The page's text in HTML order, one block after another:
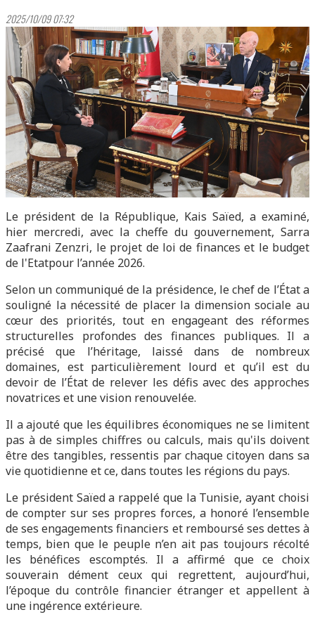
2025/10/09 07:32
Le président de la République, Kais Saïed, a examiné,
hier mercredi, avec la cheffe du gouvernement, Sarra
Zaafrani Zenzri, le projet de loi de finances et le budget
de l'Etatpour l’année 2026.
Selon un communiqué de la présidence, le chef de l’État a
souligné la nécessité de placer la dimension sociale au
cœur des priorités, tout en engageant des réformes
structurelles profondes des finances publiques. Il a
précisé que l’héritage, laissé dans de nombreux
domaines, est particulièrement lourd et qu’il est du
devoir de l’État de relever les défis avec des approches
novatrices et une vision renouvelée.
Il a ajouté que les équilibres économiques ne se limitent
pas à de simples chiffres ou calculs, mais qu'ils doivent
être des tangibles, ressentis par chaque citoyen dans sa
vie quotidienne et ce, dans toutes les régions du pays.
Le président Saïed a rappelé que la Tunisie, ayant choisi
de compter sur ses propres forces, a honoré l’ensemble
de ses engagements financiers et remboursé ses dettes à
temps, bien que le peuple n’en ait pas toujours récolté
les bénéfices escomptés. Il a affirmé que ce choix
souverain dément ceux qui regrettent, aujourd’hui,
l’époque du contrôle financier étranger et appellent à
une ingérence extérieure.